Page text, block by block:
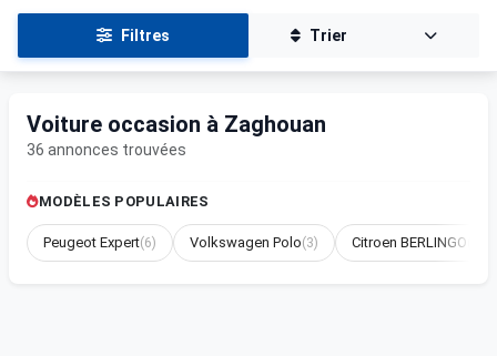
Filtres Trier
Voiture occasion à Zaghouan
36 annonces trouvées
MODÈLES POPULAIRES
Peugeot Expert(6) Volkswagen Polo(3) Citroen BERLINGO